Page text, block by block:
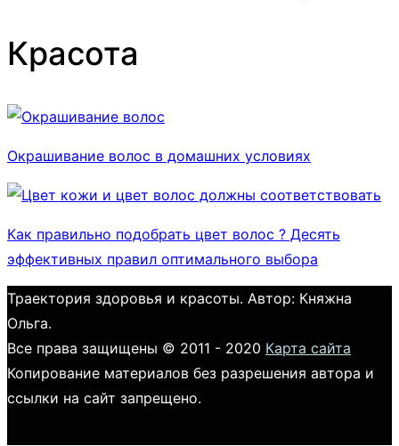
Красота
Окрашивание волос в домашних условиях
Как правильно подобрать цвет волос ? Десять
эффективных правил оптимального выбора
Траектория здоровья и красоты. Автор: Княжна
Ольга.
Все права защищены © 2011 - 2020 Карта сайта
Копирование материалов без разрешения автора и
ссылки на сайт запрещено.